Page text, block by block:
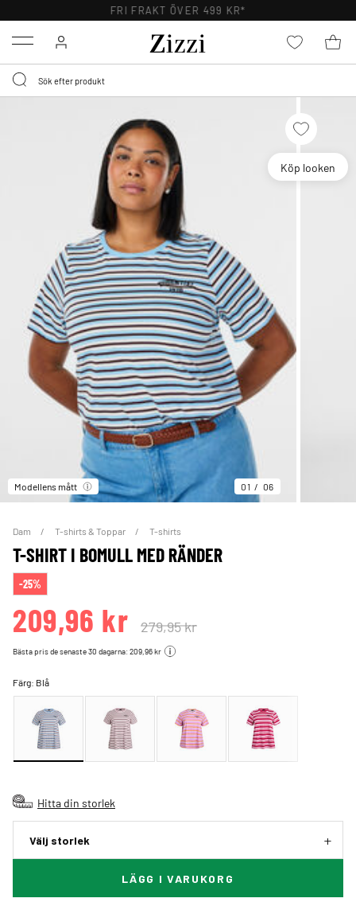
FRI FRAKT ÖVER 499 KR*
Menu
Köp looken
Modellens mått 01 06
Dam T-shirts & Toppar T-shirts
T-SHIRT I BOMULL MED RÄNDER
-25%
209,96 kr 279,95 kr
Bästa pris de senaste 30 dagarna: 209,96 kr
Färg: Blå
Hitta din storlek
Välj storlek
LÄGG I VARUKORG